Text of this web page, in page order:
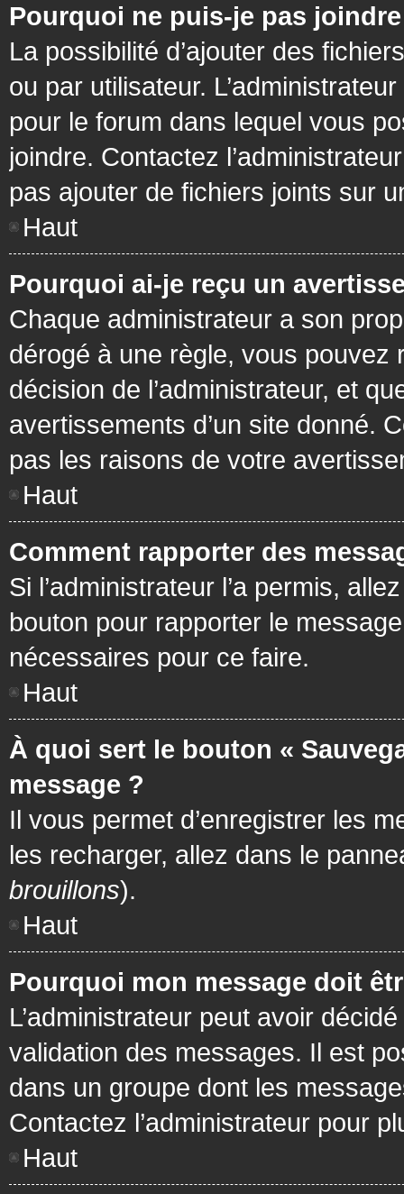
Pourquoi ne puis-je pas
La possibilité d’ajouter des
ou par utilisateur.
pour le forum dans lequel vous
joindre. Contactez
pas ajouter de fichiers joints sur
Haut
Pourquoi ai-je reçu un
Chaque administrateur a son
dérogé à une règle, vous pouvez
décision de l’administrateur, et
avertissements d’un site donné.
pas les raisons de votre
Haut
Comment rapporter des
Si l’administrateur l’a permis,
bouton pour rapporter le
nécessaires pour ce faire.
Haut
À quoi sert le bouton «
message ?
Il vous permet d’enregistrer les
les recharger, allez dans le
brouillons).
Haut
Pourquoi mon message doit
L’administrateur peut avoir
validation des messages. Il est
dans un groupe dont les
Contactez l’administrateur pour
Haut